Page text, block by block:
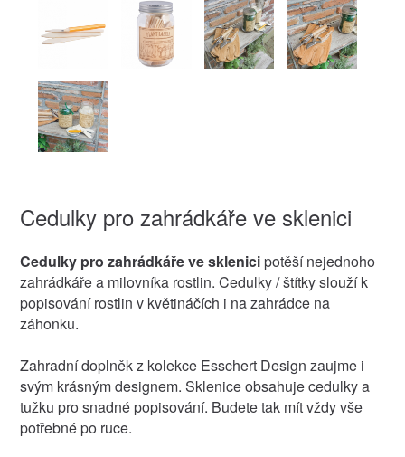
Cedulky pro zahrádkáře ve sklenici
Cedulky pro zahrádkáře ve sklenicipotěší nejednoho
zahrádkáře a milovníka rostlin. Cedulky / štítky slouží k
popisování rostlin v květináčích i na zahrádce na
záhonku.
Zahradní doplněk z kolekce Esschert Design zaujme i
svým krásným designem. Sklenice obsahuje cedulky a
tužku pro snadné popisování. Budete tak mít vždy vše
potřebné po ruce.